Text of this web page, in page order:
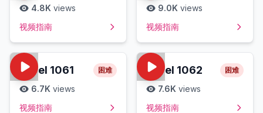
4.8K views
视频指南
9.0K views
视频指南
Level 1061 困难
6.7K views
视频指南
Level 1062 困难
7.6K views
视频指南